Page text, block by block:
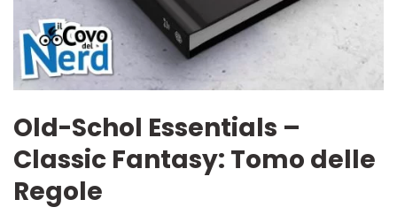
Old-Schol Essentials –
Classic Fantasy: Tomo delle
Regole